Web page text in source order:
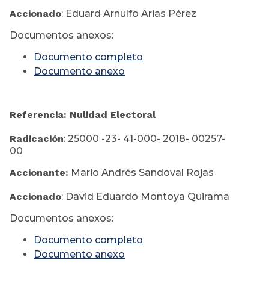
Accionado: Eduard Arnulfo Arias Pérez
Documentos anexos:
Documento completo
Documento anexo
Referencia: Nulidad Electoral
Radicación: 25000 -23- 41-000- 2018- 00257-
00
Accionante: Mario Andrés Sandoval Rojas
Accionado: David Eduardo Montoya Quirama
Documentos anexos:
Documento completo
Documento anexo